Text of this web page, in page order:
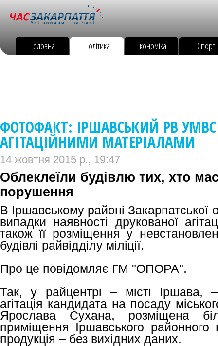
Головна Політика Економіка Спорт
ФОТОФАКТ: ІРШАВСЬКИЙ РВ
АГІТАЦІЙНИМИ МАТЕРІАЛАМИ
14 жовтня 2015 р., 19:47
Облеклеїли будівлю тих, хто
порушення
В Іршавському районі Закарпатської
випадки наявності друкованої
також її розміщення у
будівлі райвідділу міліції.
Про це повідомляє ГМ "ОПОРА".
Так, у райцентрі – місті Іршава,
агітація кандидата на посаду
Ярослава Сухана, розміщена
приміщення Іршавського районного
продукція – без вихідних даних.